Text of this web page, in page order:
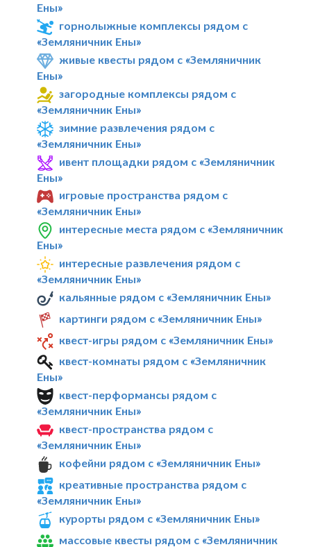
Ены»
горнолыжные комплексы рядом с
«Земляничник Ены»
живые квесты рядом с «Земляничник
Ены»
загородные комплексы рядом с
«Земляничник Ены»
зимние развлечения рядом с
«Земляничник Ены»
ивент площадки рядом с «Земляничник
Ены»
игровые пространства рядом с
«Земляничник Ены»
интересные места рядом с «Земляничник
Ены»
интересные развлечения рядом с
«Земляничник Ены»
кальянные рядом с «Земляничник Ены»
картинги рядом с «Земляничник Ены»
квест-игры рядом с «Земляничник Ены»
квест-комнаты рядом с «Земляничник
Ены»
квест-перформансы рядом с
«Земляничник Ены»
квест-пространства рядом с
«Земляничник Ены»
кофейни рядом с «Земляничник Ены»
креативные пространства рядом с
«Земляничник Ены»
курорты рядом с «Земляничник Ены»
массовые квесты рядом с «Земляничник